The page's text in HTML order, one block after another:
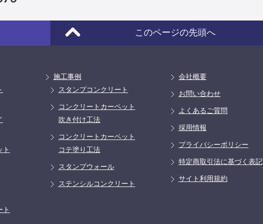
このページの先頭へ
ト
ト
施工事例
スタンプコンクリート
コンクリートカーペット
吹き付け工法
コンクリートカーペット
コテ塗り工法
スタンプウォール
ステンシルコンクリート
会社概要
お問い合わせ
よくあるご質問
採用情報
プライバシーポリシー
特定商取引法に基づく表記
サイト利用規約